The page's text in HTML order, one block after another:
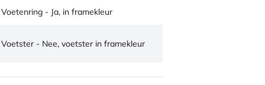
Voetenring - Ja, in framekleur
Voetster - Nee, voetster in framekleur